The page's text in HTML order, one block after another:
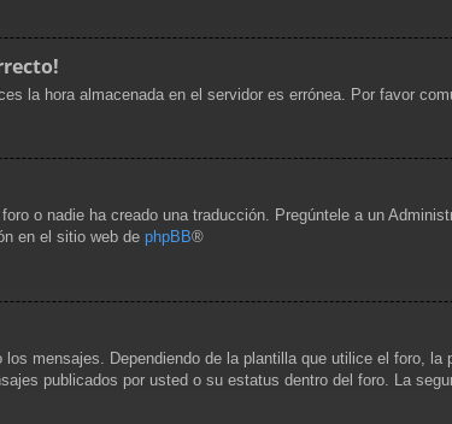
la hora almacenada en el servidor es errónea. Por favor
o nadie ha creado una traducción. Pregúntele a un
en el sitio web de phpBB®
mensajes. Dependiendo de la plantilla que utilice el foro,
publicados por usted o su estatus dentro del foro. La